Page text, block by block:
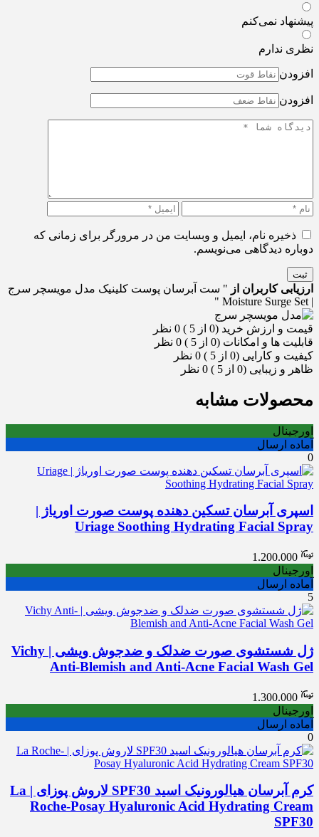
پیشنهاد نمی‌کنم
نظری ندارم
افزودن
افزودن
ذخیره نام، ایمیل و وبسایت من در مرورگر برای زمانی که
دوباره دیدگاهی می‌نویسم.
ثبت
ارزیابی کاربران از " ست آبرسان پوست کلینیک مدل مویسچر سرج
| Moisture Surge Set "
قیمت و ارزش خرید (0 از 5 )
0 نظر
قابلیت ها و امکانات (0 از 5 )
0 نظر
کیفیت و کارایی (0 از 5 )
0 نظر
ظاهر و زیبایی (0 از 5 )
0 نظر
محصولات مشابه
اورجینال
آماده ارسال
0
اسپری آبرسان تسکین دهنده پوست صورت اوریاژ |
Uriage Soothing Hydrating Facial Spray
1.200.000
اورجینال
آماده ارسال
5
ژل شستشوی صورت ضدلک و ضدجوش ویشی | Vichy
Anti-Blemish and Anti-Acne Facial Wash Gel
1.300.000
اورجینال
آماده ارسال
0
کرم آبرسان هیالورونیک اسید SPF30 لاروش پوزای | La
Roche-Posay Hyaluronic Acid Hydrating Cream
SPF30